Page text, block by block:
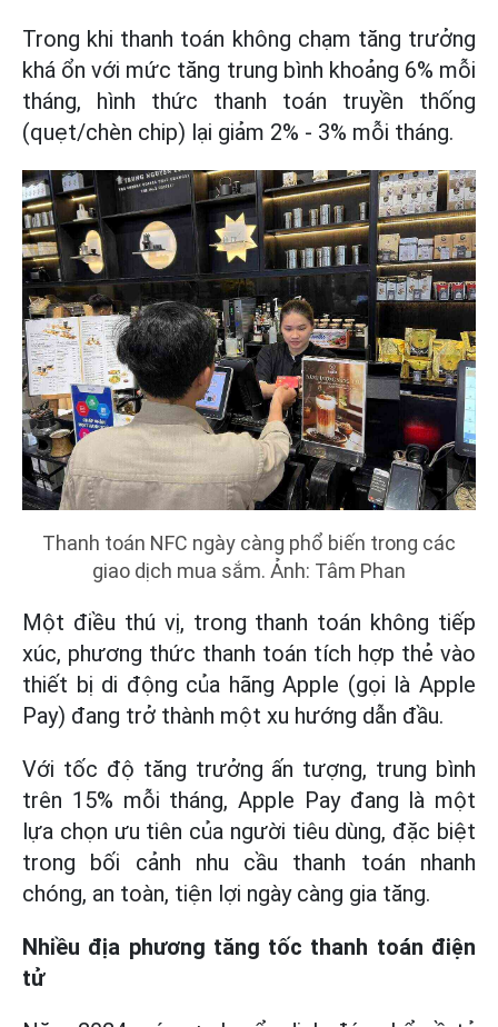
Trong khi thanh toán không chạm tăng trưởng
khá ổn với mức tăng trung bình khoảng 6% mỗi
tháng, hình thức thanh toán truyền thống
(quẹt/chèn chip) lại giảm 2% - 3% mỗi tháng.
Thanh toán NFC ngày càng phổ biến trong các
giao dịch mua sắm. Ảnh: Tâm Phan
Một điều thú vị, trong thanh toán không tiếp
xúc, phương thức thanh toán tích hợp thẻ vào
thiết bị di động của hãng Apple (gọi là Apple
Pay) đang trở thành một xu hướng dẫn đầu.
Với tốc độ tăng trưởng ấn tượng, trung bình
trên 15% mỗi tháng, Apple Pay đang là một
lựa chọn ưu tiên của người tiêu dùng, đặc biệt
trong bối cảnh nhu cầu thanh toán nhanh
chóng, an toàn, tiện lợi ngày càng gia tăng.
Nhiều địa phương tăng tốc thanh toán điện
tử